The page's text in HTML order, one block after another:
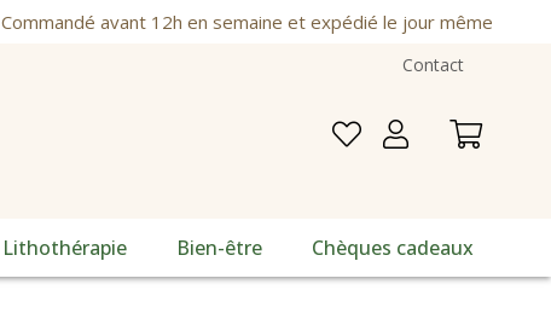
Commandé avant 12h en semaine et expédié le jour même
Contact
Lithothérapie Bien-être Chèques cadeaux